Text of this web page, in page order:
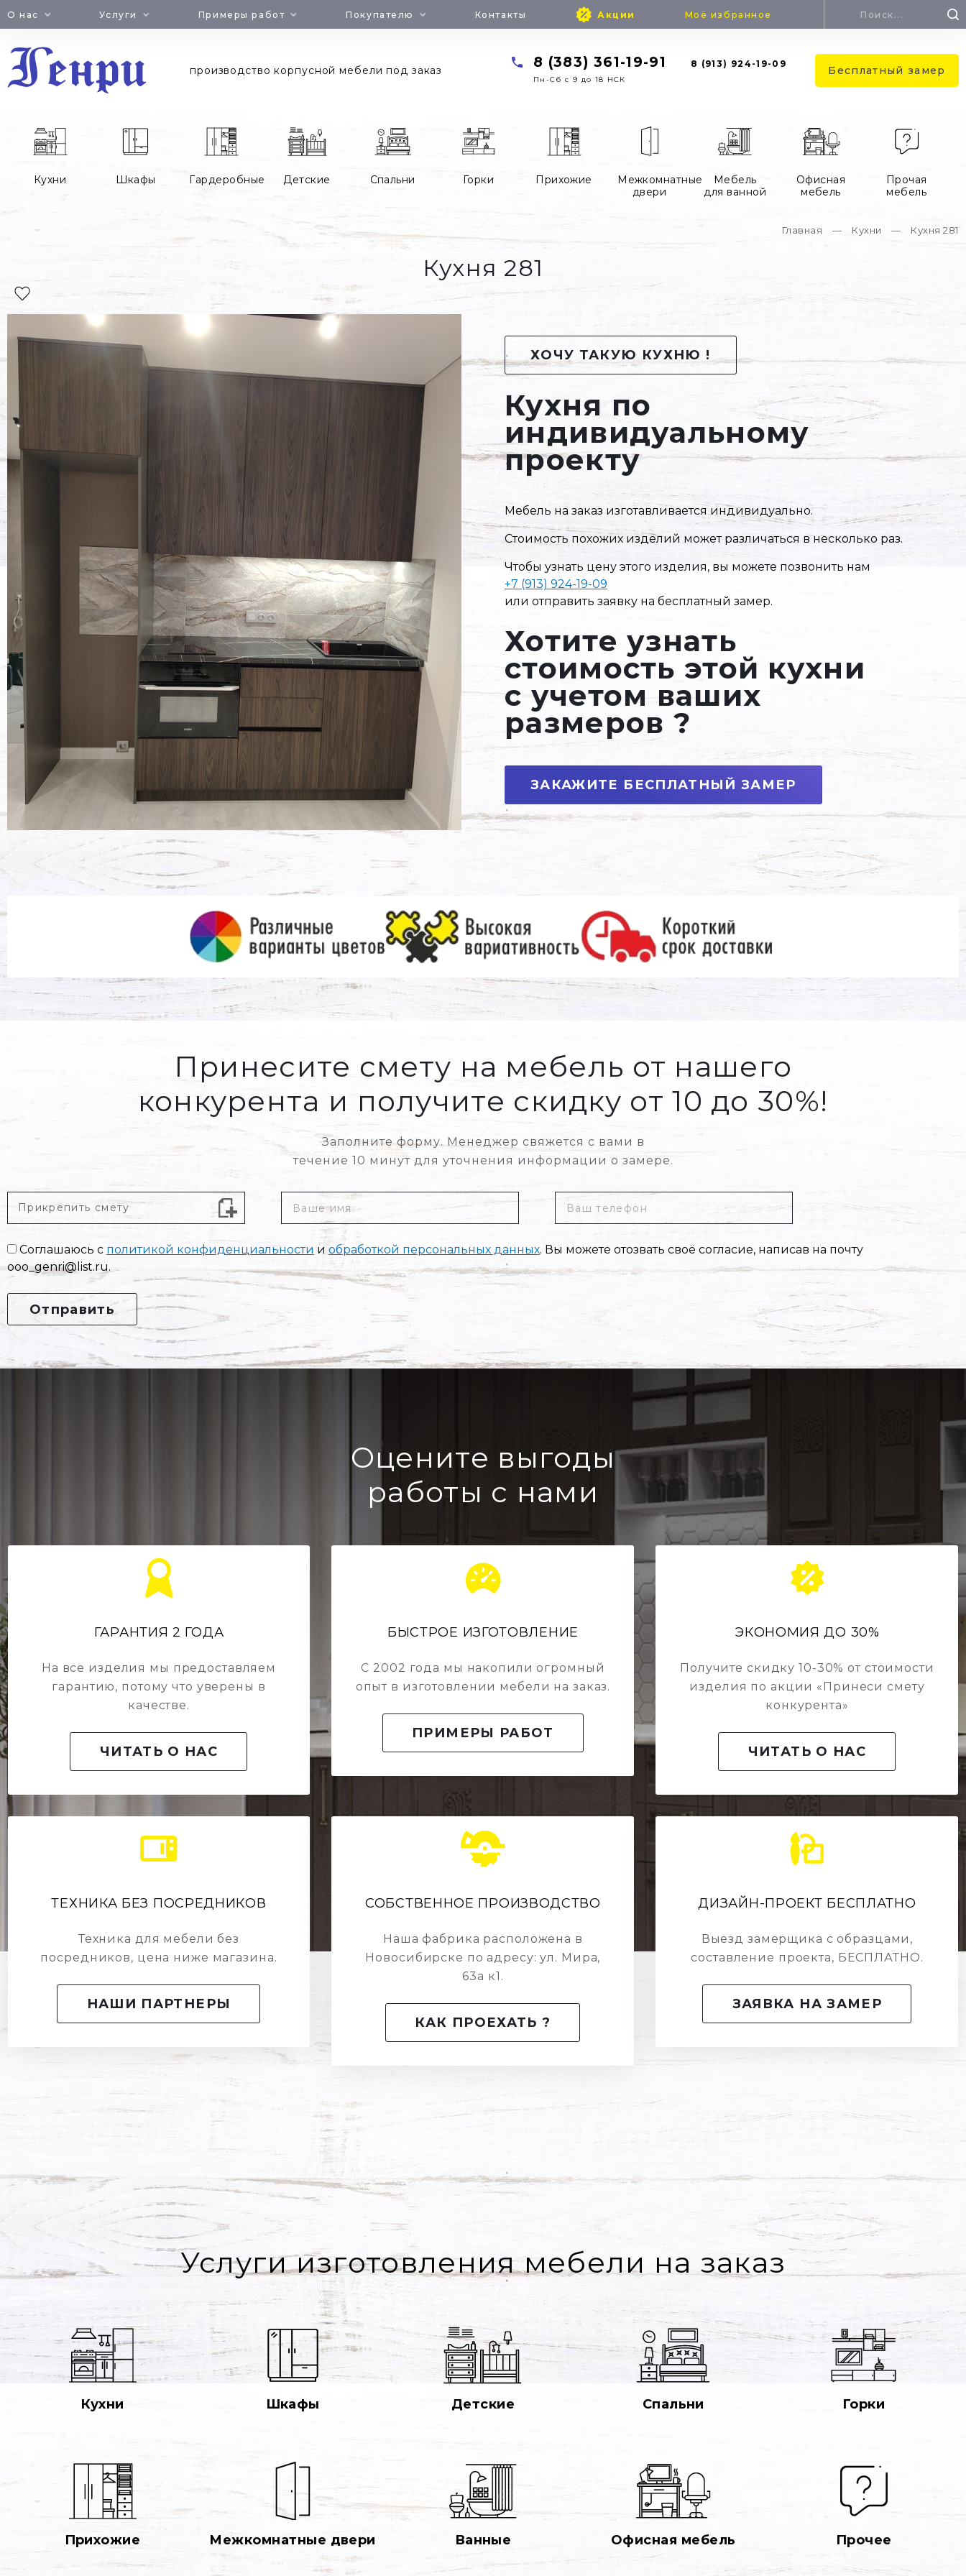
Jump
to
navigation
О нас Услуги Примеры работ Покупателю Контакты Акции Моё избранное
поиска
Поиск
производство корпусной мебели под заказ 8 (383) 361-19-91 8 (913) 924-19-09
Пн-Cб с 9 до 18 НСК
Бесплатный замер
Кухни Шкафы Гардеробные Детские Спальни Горки Прихожие
Межкомнатные
двери
Мебель
для ванной
Офисная
мебель
Прочая
мебель
здесь
Главная — Кухни — Кухня 281
Кухня 281
ХОЧУ ТАКУЮ КУХНЮ !
Кухня по
индивидуальному
проекту
Мебель на заказ изготавливается индивидуально.
Стоимость похожих изделий может различаться в несколько раз.
Чтобы узнать цену этого изделия, вы можете позвонить нам
+7 (913) 924-19-09
или отправить заявку на бесплатный замер.
Хотите узнать
стоимость этой кухни
с учетом ваших
размеров ?
ЗАКАЖИТЕ БЕСПЛАТНЫЙ ЗАМЕР
Принесите смету на мебель от нашего
конкурента и получите скидку от 10 до 30%!
Заполните форму. Менеджер свяжется с вами в
течение 10 минут для уточнения информации о замере.
Прикрепить
смету
Ваш
Согласие
*
Соглашаюсь с политикой конфиденциальности и обработкой персональных данных. Вы можете отозвать своё согласие, написав на почту
ooo_genri@list.ru.
Оцените выгоды
работы с нами
ГАРАНТИЯ 2 ГОДА
На все изделия мы предоставляем
гарантию, потому что уверены в
качестве.
ЧИТАТЬ О НАС
БЫСТРОЕ ИЗГОТОВЛЕНИЕ
С 2002 года мы накопили огромный
опыт в изготовлении мебели на заказ.
ПРИМЕРЫ РАБОТ
ЭКОНОМИЯ ДО 30%
Получите скидку 10-30% от стоимости
изделия по акции «Принеси смету
конкурента»
ЧИТАТЬ О НАС
ТЕХНИКА БЕЗ ПОСРЕДНИКОВ
Техника для мебели без
посредников, цена ниже магазина.
НАШИ ПАРТНЕРЫ
СОБСТВЕННОЕ ПРОИЗВОДСТВО
Наша фабрика расположена в
Новосибирске по адресу: ул. Мира,
63а к1.
КАК ПРОЕХАТЬ ?
ДИЗАЙН-ПРОЕКТ БЕСПЛАТНО
Выезд замерщика с образцами,
составление проекта, БЕСПЛАТНО.
ЗАЯВКА НА ЗАМЕР
Услуги изготовления мебели на заказ
Кухни Шкафы Детские Спальни Горки
Прихожие Межкомнатные двери Ванные Офисная мебель Прочее